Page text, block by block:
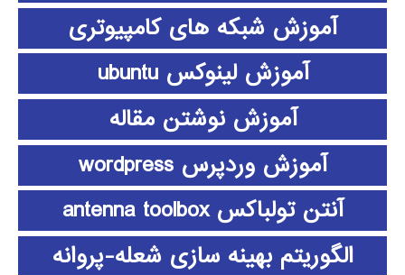
آموزش شبکه های کامپیوتری
آموزش لینوکس ubuntu
آموزش نوشتن مقاله
آموزش وردپرس wordpress
آنتن تولباکس antenna toolbox
الگوریتم بهینه سازی شعله-پروانه